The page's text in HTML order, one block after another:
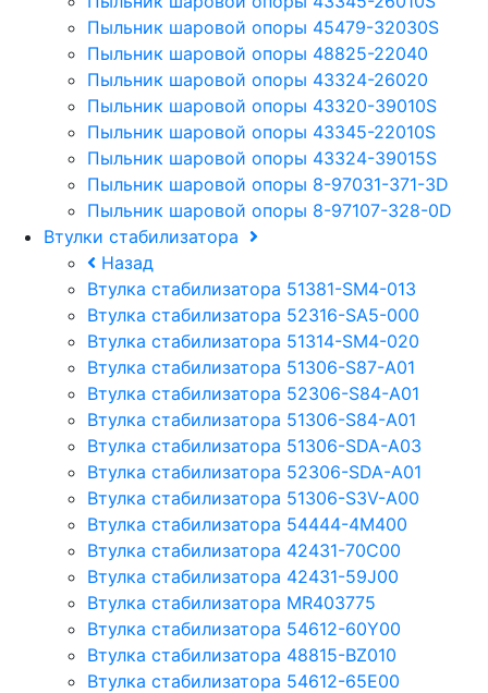
Пыльник шаровой опоры 45479-32030S
Пыльник шаровой опоры 48825-22040
Пыльник шаровой опоры 43324-26020
Пыльник шаровой опоры 43320-39010S
Пыльник шаровой опоры 43345-22010S
Пыльник шаровой опоры 43324-39015S
Пыльник шаровой опоры 8-97031-371-3D
Пыльник шаровой опоры 8-97107-328-0D
Втулки стабилизатора
Назад
Втулка стабилизатора 51381-SM4-013
Втулка стабилизатора 52316-SA5-000
Втулка стабилизатора 51314-SM4-020
Втулка стабилизатора 51306-S87-A01
Втулка стабилизатора 52306-S84-A01
Втулка стабилизатора 51306-S84-A01
Втулка стабилизатора 51306-SDA-A03
Втулка стабилизатора 52306-SDA-A01
Втулка стабилизатора 51306-S3V-A00
Втулка стабилизатора 54444-4M400
Втулка стабилизатора 42431-70С00
Втулка стабилизатора 42431-59J00
Втулка стабилизатора MR403775
Втулка стабилизатора 54612-60Y00
Втулка стабилизатора 48815-BZ010
Втулка стабилизатора 54612-65Е00